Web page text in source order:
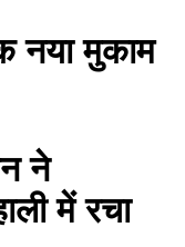
नया मुकाम
ने
में रचा